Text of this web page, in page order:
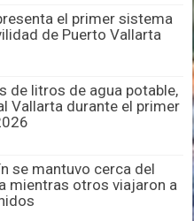
el primer sistema
de Puerto Vallarta
de litros de agua potable,
Vallarta durante el primer
se mantuvo cerca del
mientras otros viajaron a